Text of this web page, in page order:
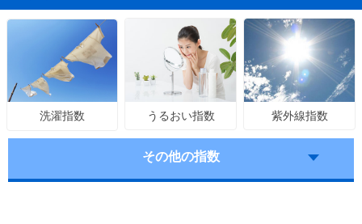
洗濯指数 うるおい指数 紫外線指数
その他の指数